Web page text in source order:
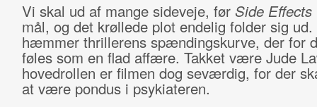
Vi skal ud af mange sideveje, før Side Effects
mål, og det krøllede plot endelig folder sig ud.
hæmmer thrillerens spændingskurve, der for
føles som en flad affære. Takket være Jude
hovedrollen er filmen dog seværdig, for der
at være pondus i psykiateren.